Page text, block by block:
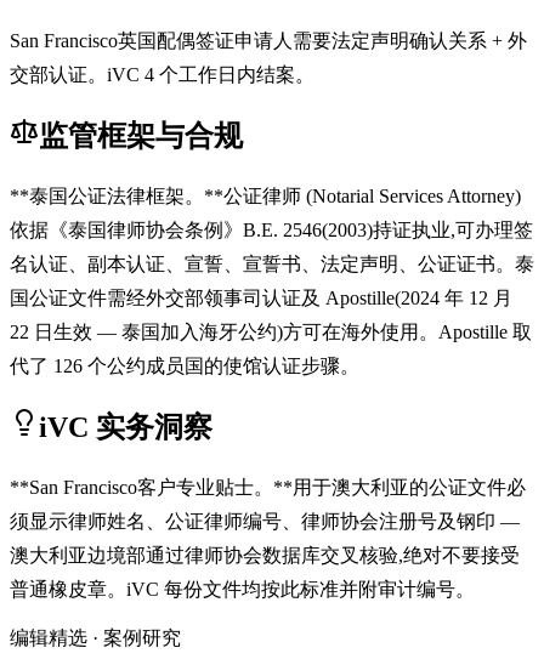
San Francisco英国配偶签证申请人需要法定声明确认关系 + 外
交部认证。iVC 4 个工作日内结案。
监管框架与合规
**泰国公证法律框架。**公证律师 (Notarial Services Attorney)
依据《泰国律师协会条例》B.E. 2546(2003)持证执业,可办理签
名认证、副本认证、宣誓、宣誓书、法定声明、公证证书。泰
国公证文件需经外交部领事司认证及 Apostille(2024 年 12 月
22 日生效 — 泰国加入海牙公约)方可在海外使用。Apostille 取
代了 126 个公约成员国的使馆认证步骤。
iVC 实务洞察
**San Francisco客户专业贴士。**用于澳大利亚的公证文件必
须显示律师姓名、公证律师编号、律师协会注册号及钢印 —
澳大利亚边境部通过律师协会数据库交叉核验,绝对不要接受
普通橡皮章。iVC 每份文件均按此标准并附审计编号。
编辑精选 · 案例研究